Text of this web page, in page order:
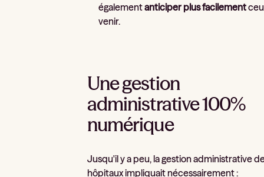
égalementanticiper plus facilement
venir.
Une gestion
administrative 100%
numérique
Jusqu'il y a peu, la gestion administrative
hôpitaux impliquait nécessairement :